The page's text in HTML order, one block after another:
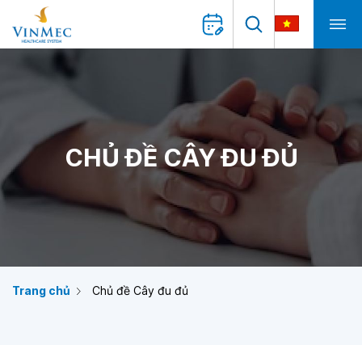
CHỦ ĐỀ CÂY ĐU ĐỦ
Trang chủ Chủ đề Cây đu đủ